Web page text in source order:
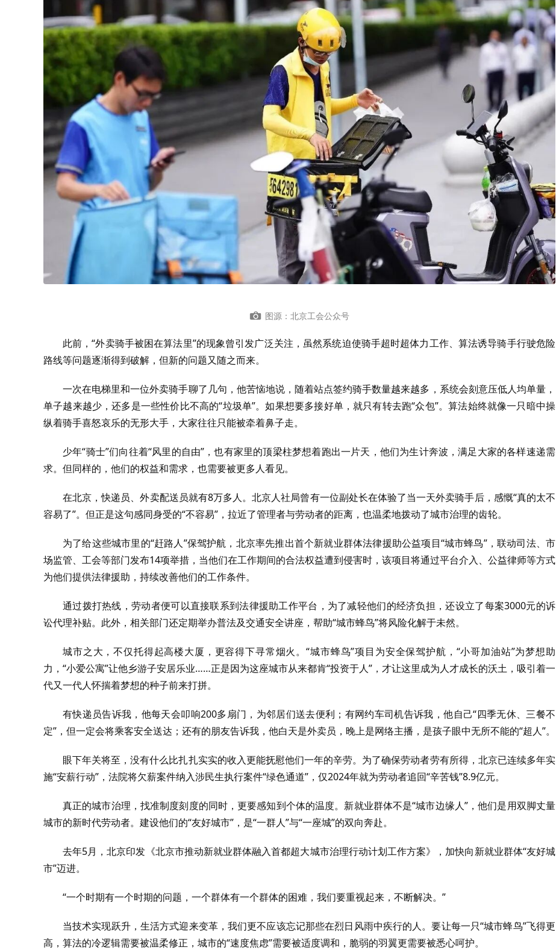
图源：北京工会公众号
此前，“外卖骑手被困在算法里”的现象曾引发广泛关注，虽然系统迫使骑手超时超体力工作、算法诱导骑手行驶危险
路线等问题逐渐得到破解，但新的问题又随之而来。
一次在电梯里和一位外卖骑手聊了几句，他苦恼地说，随着站点签约骑手数量越来越多，系统会刻意压低人均单量，
单子越来越少，还多是一些性价比不高的“垃圾单”。如果想要多接好单，就只有转去跑“众包”。算法始终就像一只暗中操
纵着骑手喜怒哀乐的无形大手，大家往往只能被牵着鼻子走。
少年“骑士”们向往着“风里的自由”，也有家里的顶梁柱梦想着跑出一片天，他们为生计奔波，满足大家的各样速递需
求。但同样的，他们的权益和需求，也需要被更多人看见。
在北京，快递员、外卖配送员就有8万多人。北京人社局曾有一位副处长在体验了当一天外卖骑手后，感慨“真的太不
容易了”。但正是这句感同身受的“不容易”，拉近了管理者与劳动者的距离，也温柔地拨动了城市治理的齿轮。
为了给这些城市里的“赶路人”保驾护航，北京率先推出首个新就业群体法律援助公益项目“城市蜂鸟”，联动司法、市
场监管、工会等部门发布14项举措，当他们在工作期间的合法权益遭到侵害时，该项目将通过平台介入、公益律师等方式
为他们提供法律援助，持续改善他们的工作条件。
通过拨打热线，劳动者便可以直接联系到法律援助工作平台，为了减轻他们的经济负担，还设立了每案3000元的诉
讼代理补贴。此外，相关部门还定期举办普法及交通安全讲座，帮助“城市蜂鸟”将风险化解于未然。
城市之大，不仅托得起高楼大厦，更容得下寻常烟火。“城市蜂鸟”项目为安全保驾护航，“小哥加油站”为梦想助
力，“小爱公寓”让他乡游子安居乐业……正是因为这座城市从来都肯“投资于人”，才让这里成为人才成长的沃土，吸引着一
代又一代人怀揣着梦想的种子前来打拼。
有快递员告诉我，他每天会叩响200多扇门，为邻居们送去便利；有网约车司机告诉我，他自己“四季无休、三餐不
定”，但一定会将乘客安全送达；还有的朋友告诉我，他白天是外卖员，晚上是网络主播，是孩子眼中无所不能的“超人”。
眼下年关将至，没有什么比扎扎实实的收入更能抚慰他们一年的辛劳。为了确保劳动者劳有所得，北京已连续多年实
施“安薪行动”，法院将欠薪案件纳入涉民生执行案件“绿色通道”，仅2024年就为劳动者追回“辛苦钱”8.9亿元。
真正的城市治理，找准制度刻度的同时，更要感知到个体的温度。新就业群体不是“城市边缘人”，他们是用双脚丈量
城市的新时代劳动者。建设他们的“友好城市”，是“一群人”与“一座城”的双向奔赴。
去年5月，北京印发《北京市推动新就业群体融入首都超大城市治理行动计划工作方案》，加快向新就业群体“友好城
市”迈进。
“一个时期有一个时期的问题，一个群体有一个群体的困难，我们要重视起来，不断解决。”
当技术实现跃升，生活方式迎来变革，我们更不应该忘记那些在烈日风雨中疾行的人。要让每一只“城市蜂鸟”飞得更
高，算法的冷逻辑需要被温柔修正，城市的“速度焦虑”需要被适度调和，脆弱的羽翼更需要被悉心呵护。